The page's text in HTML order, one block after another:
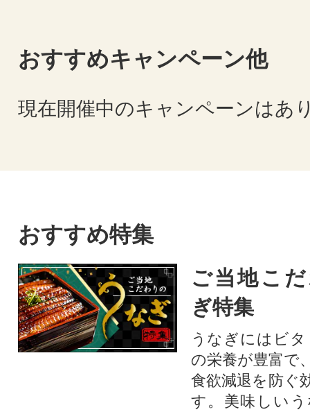
おすすめキャンペーン他
現在開催中のキャンペーンはあ
おすすめ特集
ご当地こ
ぎ特集
うなぎにはビ
の栄養が豊富で
食欲減退を防ぐ
す。美味しい